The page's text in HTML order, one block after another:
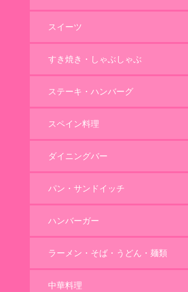
スイーツ
すき焼き・しゃぶしゃぶ
ステーキ・ハンバーグ
スペイン料理
ダイニングバー
パン・サンドイッチ
ハンバーガー
ラーメン・そば・うどん・麺類
中華料理